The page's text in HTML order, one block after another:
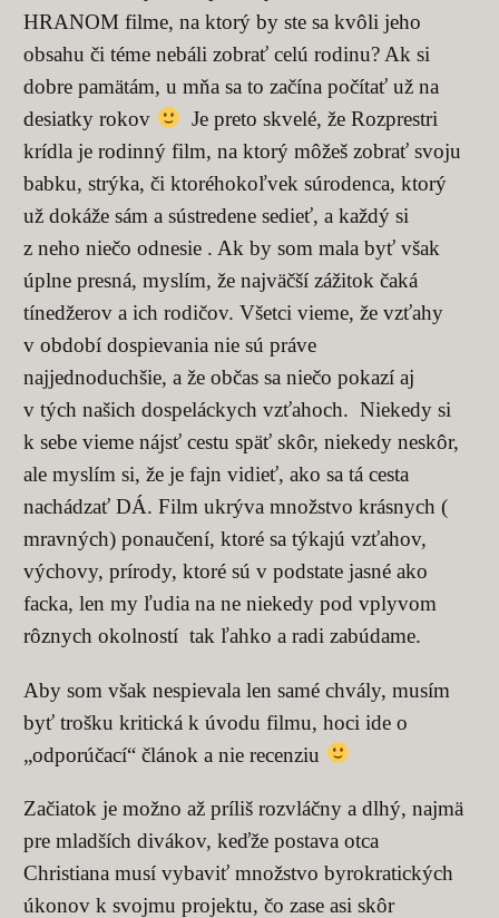
HRANOM filme, na ktorý by ste sa kvôli jeho
obsahu či téme nebáli zobrať celú rodinu? Ak si
dobre pamätám, u mňa sa to začína počítať už na
desiatky rokov
Je preto skvelé, že Rozprestri
krídla je rodinný film, na ktorý môžeš zobrať svoju
babku, strýka, či ktoréhokoľvek súrodenca, ktorý
už dokáže sám a sústredene sedieť, a každý si
z neho niečo odnesie . Ak by som mala byť však
úplne presná, myslím, že najväčší zážitok čaká
tínedžerov a ich rodičov. Všetci vieme, že vzťahy
v období dospievania nie sú práve
najjednoduchšie, a že občas sa niečo pokazí aj
v tých našich dospeláckych vzťahoch. Niekedy si
k sebe vieme nájsť cestu späť skôr, niekedy neskôr,
ale myslím si, že je fajn vidieť, ako sa tá cesta
nachádzať DÁ. Film ukrýva množstvo krásnych (
mravných) ponaučení, ktoré sa týkajú vzťahov,
výchovy, prírody, ktoré sú v podstate jasné ako
facka, len my ľudia na ne niekedy pod vplyvom
rôznych okolností tak ľahko a radi zabúdame.
Aby som však nespievala len samé chvály, musím
byť trošku kritická k úvodu filmu, hoci ide o
„odporúčací“ článok a nie recenziu
Začiatok je možno až príliš rozvláčny a dlhý, najmä
pre mladších divákov, keďže postava otca
Christiana musí vybaviť množstvo byrokratických
úkonov k svojmu projektu, čo zase asi skôr